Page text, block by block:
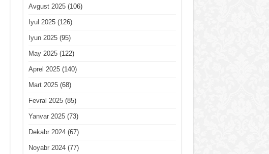
Avgust 2025(106)
Iyul 2025(126)
Iyun 2025(95)
May 2025(122)
Aprel 2025(140)
Mart 2025(68)
Fevral 2025(85)
Yanvar 2025(73)
Dekabr 2024(67)
Noyabr 2024(77)